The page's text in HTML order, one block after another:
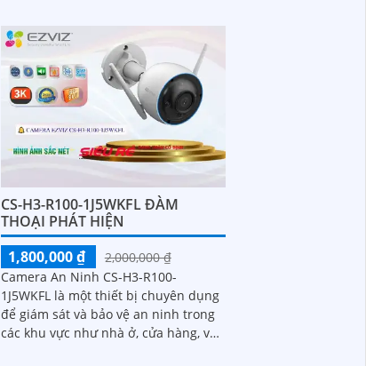
phát hiện chuyển động con người
chính xác
CS-H3-R100-1J5WKFL ĐÀM
THOẠI PHÁT HIỆN
1,800,000 ₫
2,000,000 ₫
Camera An Ninh CS-H3-R100-
1J5WKFL là một thiết bị chuyên dụng
để giám sát và bảo vệ an ninh trong
các khu vực như nhà ở, cửa hàng, văn